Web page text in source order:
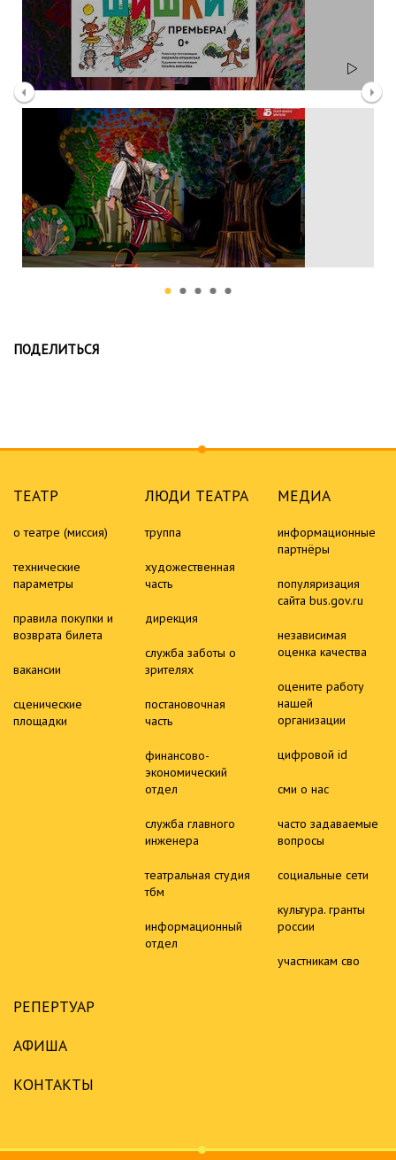
ПОДЕЛИТЬСЯ
ТЕАТР
о театре (миссия)
технические
параметры
правила покупки и
возврата билета
вакансии
сценические
площадки
ЛЮДИ ТЕАТРА
труппа
художественная
часть
дирекция
служба заботы о
зрителях
постановочная
часть
финансово-
экономический
отдел
служба главного
инженера
театральная студия
тбм
информационный
отдел
МЕДИА
информационные
партнёры
популяризация
сайта bus.gov.ru
независимая
оценка качества
оцените работу
нашей
организации
цифровой id
сми о нас
часто задаваемые
вопросы
социальные сети
культура. гранты
россии
участникам сво
РЕПЕРТУАР
АФИША
КОНТАКТЫ